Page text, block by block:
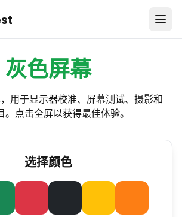
灰色屏幕
用于显示器校准、屏幕测试、摄影和
。点击全屏以获得最佳体验。
选择颜色